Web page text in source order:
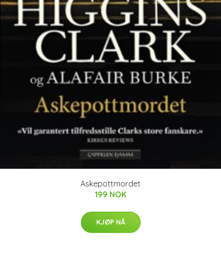
Askepottmordet
199 NOK
KJØP NÅ